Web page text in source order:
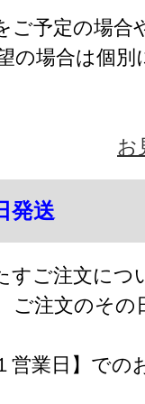
ご予定の場合
の場合は個別
お
発送
ご注文につ
ご注文のそ
営業日】での